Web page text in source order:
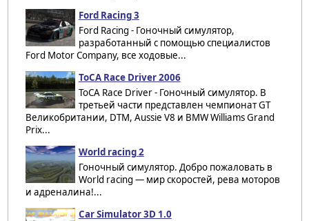
Ford Racing 3
Ford Racing - Гоночный симулятор,
разработанный с помощью специалистов
Ford Motor Company, все ходовые...
ToCA Race Driver 2006
ToCA Race Driver - Гоночный симулятор. В
третьей части представлен чемпионат GT
Великобритании, DTM, Aussie V8 и BMW Williams Grand
Prix...
World racing 2
Гоночный симулятор. Добро пожаловать в
World racing — мир скоростей, рева моторов
и адреналина!...
Car Simulator 3D 1.0